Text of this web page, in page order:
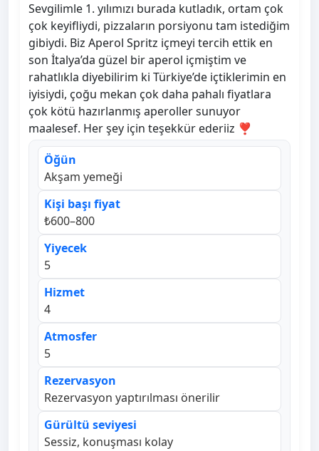
Sevgilimle 1. yılımızı burada kutladık, ortam çok
çok keyifliydi, pizzaların porsiyonu tam istediğim
gibiydi. Biz Aperol Spritz içmeyi tercih ettik en
son İtalya’da güzel bir aperol içmiştim ve
rahatlıkla diyebilirim ki Türkiye’de içtiklerimin en
iyisiydi, çoğu mekan çok daha pahalı fiyatlara
çok kötü hazırlanmış aperoller sunuyor
maalesef. Her şey için teşekkür ederiiz ❣️
Öğün
Akşam yemeği
Kişi başı fiyat
₺600–800
Yiyecek
5
Hizmet
4
Atmosfer
5
Rezervasyon
Rezervasyon yaptırılması önerilir
Gürültü seviyesi
Sessiz, konuşması kolay